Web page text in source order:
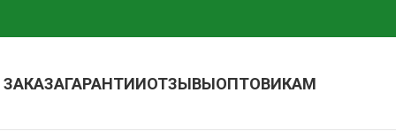
ГАРАНТИИОТЗЫВЫОПТОВИКАМ